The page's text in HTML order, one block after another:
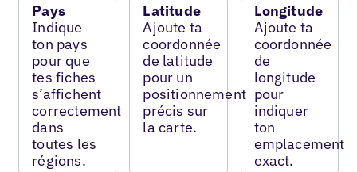
Pays
Indique
ton pays
pour que
tes fiches
s’affichent
correctement
dans
toutes les
régions.
Latitude
Ajoute ta
coordonnée
de latitude
pour un
positionnement
précis sur
la carte.
Longitude
Ajoute ta
coordonnée
de
longitude
pour
indiquer
ton
emplacement
exact.